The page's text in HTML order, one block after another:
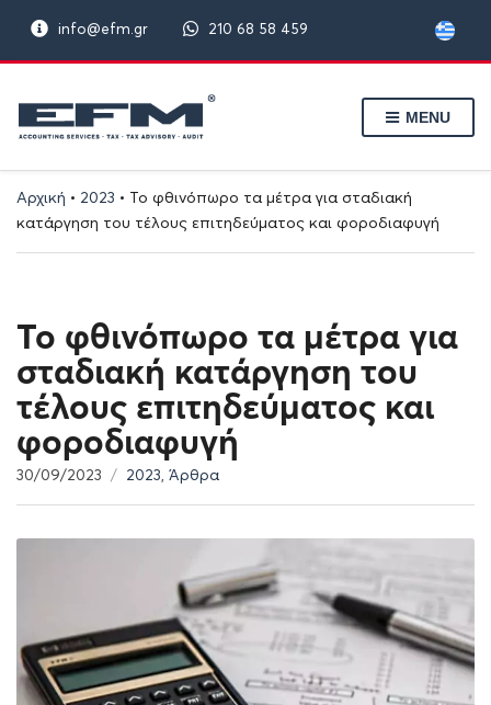
info@efm.gr 210 68 58 459
MENU
Αρχική • 2023 •
Το φθινόπωρο τα μέτρα για σταδιακή
κατάργηση του τέλους επιτηδεύματος και φοροδιαφυγή
Το φθινόπωρο τα μέτρα για
σταδιακή κατάργηση του
τέλους επιτηδεύματος και
φοροδιαφυγή
30/09/2023 2023, Άρθρα